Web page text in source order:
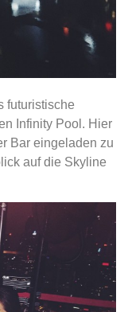
futuristische
Infinity Pool. Hier
Bar eingeladen zu
auf die Skyline